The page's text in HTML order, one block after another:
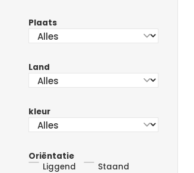
Plaats
Land
kleur
Oriëntatie
Liggend
Staand